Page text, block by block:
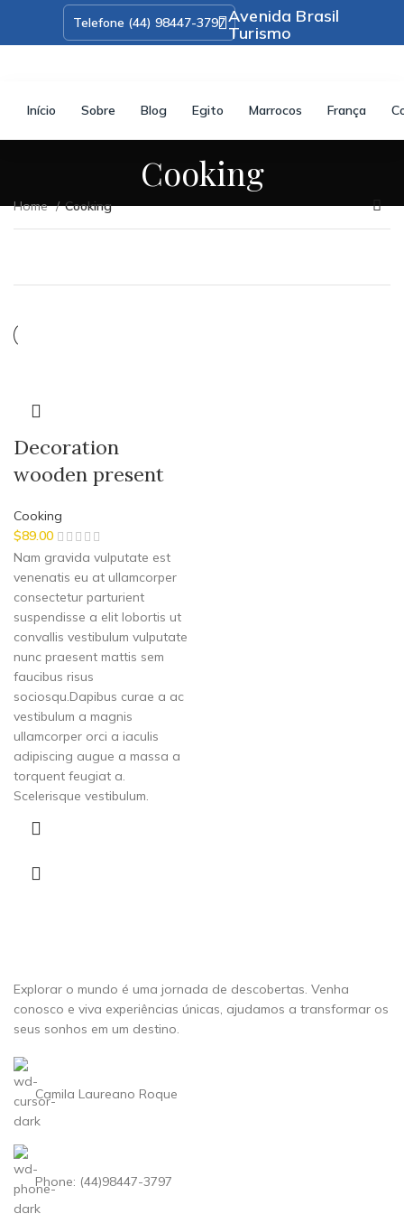
Início Sobre Blog Egito Marrocos França
Cooking
Home Cooking
Decoration
wooden present
Cooking
$89.00
Nam gravida vulputate est
venenatis eu at ullamcorper
consectetur parturient
suspendisse a elit lobortis ut
convallis vestibulum vulputate
nunc praesent mattis sem
faucibus risus
sociosqu.Dapibus curae a ac
vestibulum a magnis
ullamcorper orci a iaculis
adipiscing augue a massa a
torquent feugiat a.
Scelerisque vestibulum.
Explorar o mundo é uma jornada de descobertas. Venha
conosco e viva experiências únicas, ajudamos a transformar os
seus sonhos em um destino.
Camila Laureano Roque
Phone: (44)98447-3797